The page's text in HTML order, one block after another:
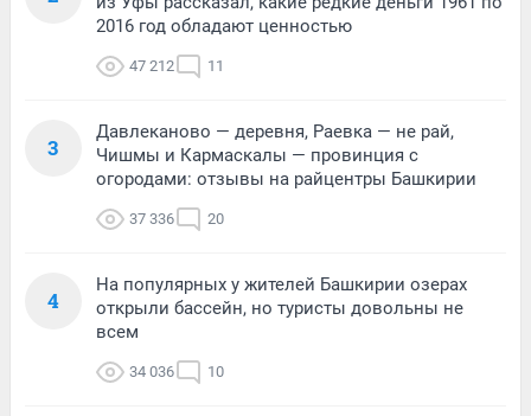
2016 год обладают ценностью
47 212 11
3
Давлеканово — деревня, Раевка — не рай,
Чишмы и Кармаскалы — провинция с
огородами: отзывы на райцентры Башкирии
37 336 20
4
На популярных у жителей Башкирии озерах
открыли бассейн, но туристы довольны не
всем
34 036 10